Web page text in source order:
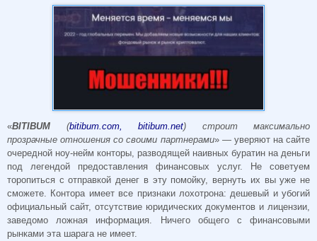
«BITIBUM (bitibum.com, bitibum.net) строит максимально
прозрачные отношения со своими партнерами» — уверяют на сайте
очередной ноу-нейм конторы, разводящей наивных буратин на деньги
под легендой предоставления финансовых услуг. Не советуем
торопиться с отправкой денег в эту помойку, вернуть их вы уже не
сможете. Контора имеет все признаки лохотрона: дешевый и убогий
официальный сайт, отсутствие юридических документов и лицензии,
заведомо ложная информация. Ничего общего с финансовыми
рынками эта шарага не имеет.